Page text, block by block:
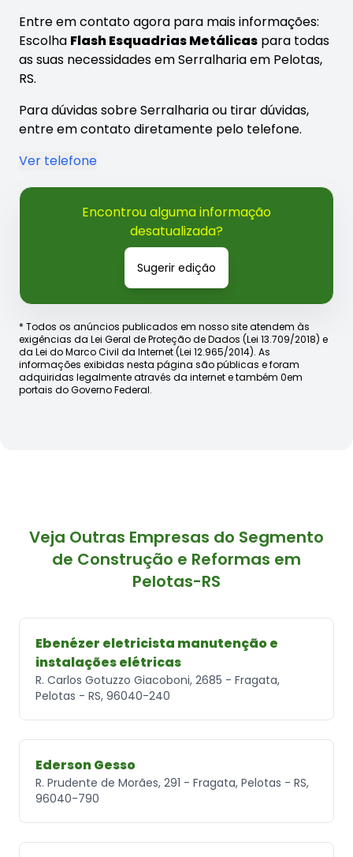
Entre em contato agora para mais informações:
Escolha Flash Esquadrias Metálicas para todas
as suas necessidades em Serralharia em Pelotas,
RS.
Para dúvidas sobre Serralharia ou tirar dúvidas,
entre em contato diretamente pelo telefone.
Ver telefone
Encontrou alguma informação
desatualizada?
Sugerir edição
* Todos os anúncios publicados em nosso site atendem às
exigências da Lei Geral de Proteção de Dados (Lei 13.709/2018) e
da Lei do Marco Civil da Internet (Lei 12.965/2014). As
informações exibidas nesta página são públicas e foram
adquiridas legalmente através da internet e também 0em
portais do Governo Federal.
Veja Outras Empresas do Segmento
de Construção e Reformas em
Pelotas-RS
Ebenézer eletricista manutenção e
instalações elétricas
R. Carlos Gotuzzo Giacoboni, 2685 - Fragata,
Pelotas - RS, 96040-240
Ederson Gesso
R. Prudente de Morães, 291 - Fragata, Pelotas - RS,
96040-790